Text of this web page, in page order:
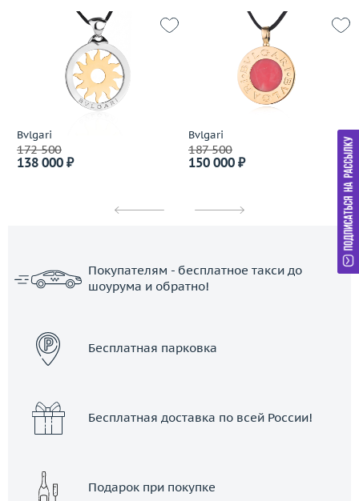
Bvlgari
172 500
138 000 ₽
Bvlgari
187 500
150 000 ₽
Покупателям - бесплатное такси до
шоурума и обратно!
Бесплатная парковка
Бесплатная доставка по всей России!
Подарок при покупке